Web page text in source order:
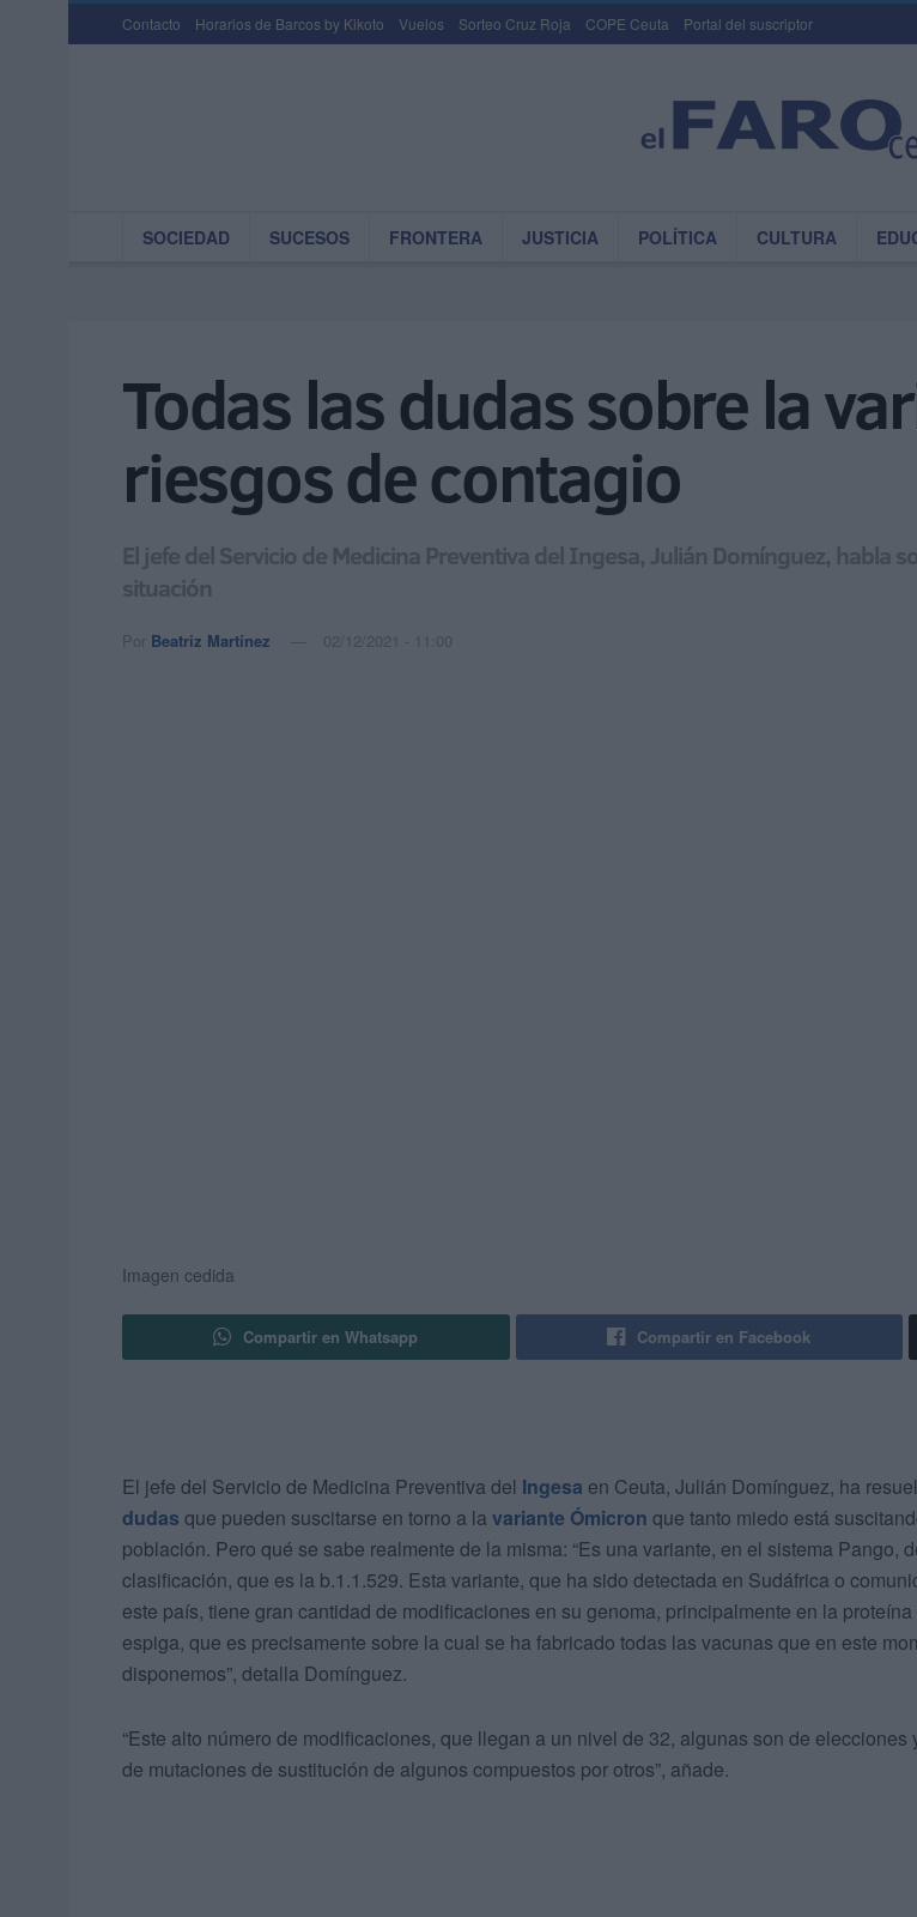
Contacto Horarios de Barcos by Kikoto Vuelos Sorteo Cruz Roja COPE Ceuta Portal del suscriptor
SOCIEDAD SUCESOS FRONTERA JUSTICIA POLÍTICA CULTURA
Todas las dudas sobre la
riesgos de contagio
El jefe del Servicio de Medicina Preventiva del Ingesa, Julián Domínguez, habla
situación
Por Beatriz Martínez 02/12/2021 - 11:00
Imagen cedida
Compartir en Whatsapp Compartir en Facebook
El jefe del Servicio de Medicina Preventiva del Ingesa en Ceuta, Julián Domínguez, ha
dudas que pueden suscitarse en torno a la variante Ómicron que tanto miedo está
población. Pero qué se sabe realmente de la misma: “Es una variante, en el sistema Pango,
clasificación, que es la b.1.1.529. Esta variante, que ha sido detectada en Sudáfrica o
este país, tiene gran cantidad de modificaciones en su genoma, principalmente en la proteína
espiga, que es precisamente sobre la cual se ha fabricado todas las vacunas que en este
disponemos”, detalla Domínguez.
“Este alto número de modificaciones, que llegan a un nivel de 32, algunas son de elecciones
de mutaciones de sustitución de algunos compuestos por otros”, añade.